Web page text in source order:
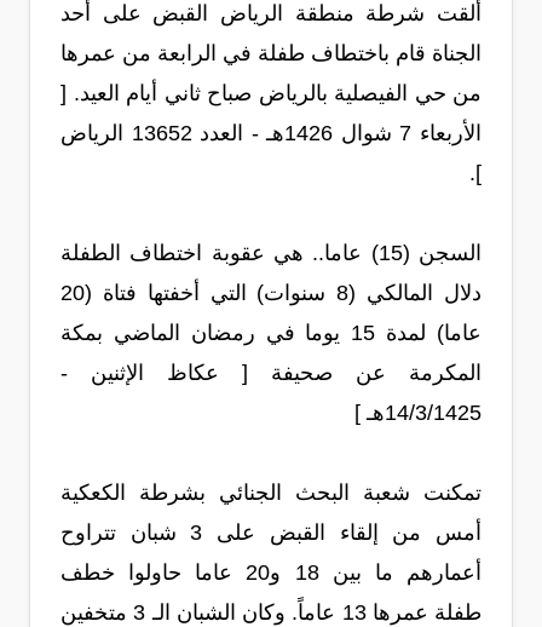
ألقت شرطة منطقة الرياض القبض على أحد
الجناة قام باختطاف طفلة في الرابعة من عمرها
من حي الفيصلية بالرياض صباح ثاني أيام العيد. [
الأربعاء 7 شوال 1426هـ - العدد 13652 الرياض
].
السجن (15) عاما.. هي عقوبة اختطاف الطفلة
دلال المالكي (8 سنوات) التي أخفتها فتاة (20
عاما) لمدة 15 يوما في رمضان الماضي بمكة
المكرمة عن صحيفة [ عكاظ الإثنين -
14/3/1425هـ ]
تمكنت شعبة البحث الجنائي بشرطة الكعكية
أمس من إلقاء القبض على 3 شبان تتراوح
أعمارهم ما بين 18 و20 عاما حاولوا خطف
طفلة عمرها 13 عاماً. وكان الشبان الـ 3 متخفين